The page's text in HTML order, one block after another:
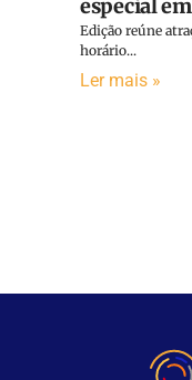
especial
Edição reúne
horário...
Ler mais »